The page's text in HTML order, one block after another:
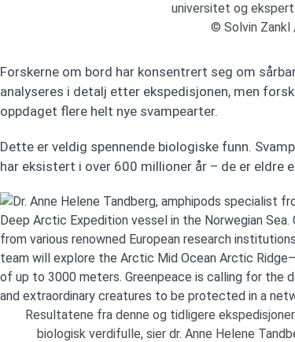
universitet og ekspert
© Solvin Zankl
Forskerne om bord har konsentrert seg om
analyseres i detalj etter ekspedisjonen, men
oppdaget flere helt nye svampearter.
Dette er veldig spennende biologiske funn.
har eksistert i over 600 millioner år – de er eldre
Resultatene fra denne og tidligere
biologisk verdifulle, sier dr. Anne Helene